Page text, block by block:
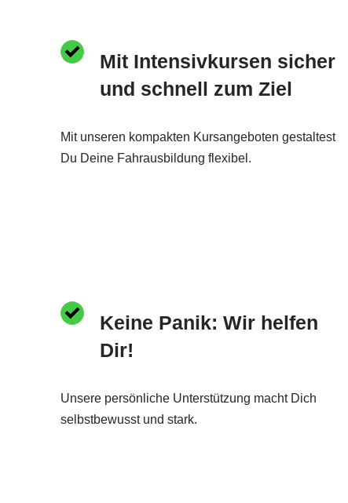
Mit Intensivkursen sicher
und schnell zum Ziel
Mit unseren kompakten Kursangeboten gestaltest
Du Deine Fahrausbildung flexibel.
Keine Panik: Wir helfen
Dir!
Unsere persönliche Unterstützung macht Dich
selbstbewusst und stark.